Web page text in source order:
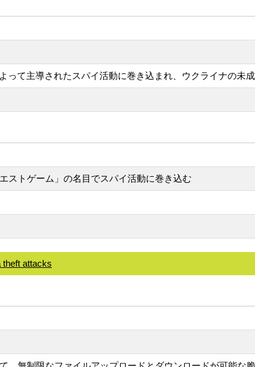
って主導されたスパイ活動に巻き込まれ、ウクライナの未
ストゲーム」の名目でスパイ活動に巻き込む
theft attacks